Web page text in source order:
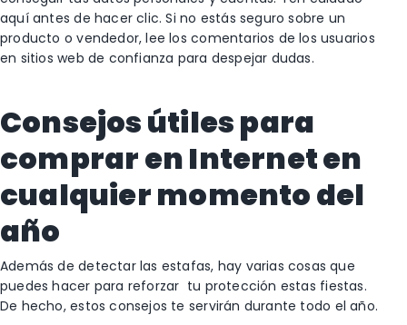
aquí antes de hacer clic. Si no estás seguro sobre un
producto o vendedor, lee los comentarios de los usuarios
en sitios web de confianza para despejar dudas.
Consejos útiles para
comprar en Internet en
cualquier momento del
año
Además de detectar las estafas, hay varias cosas que
puedes hacer para reforzar tu protección estas fiestas.
De hecho, estos consejos te servirán durante todo el año.